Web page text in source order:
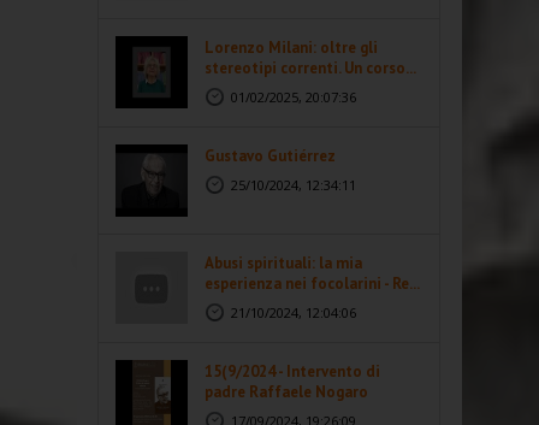
Lorenzo Milani: oltre gli
stereotipi correnti. Un corso...
01/02/2025, 20:07:36
Gustavo Gutiérrez
25/10/2024, 12:34:11
Abusi spirituali: la mia
esperienza nei focolarini - Re...
21/10/2024, 12:04:06
15(9/2024 - Intervento di
padre Raffaele Nogaro
17/09/2024, 19:26:09